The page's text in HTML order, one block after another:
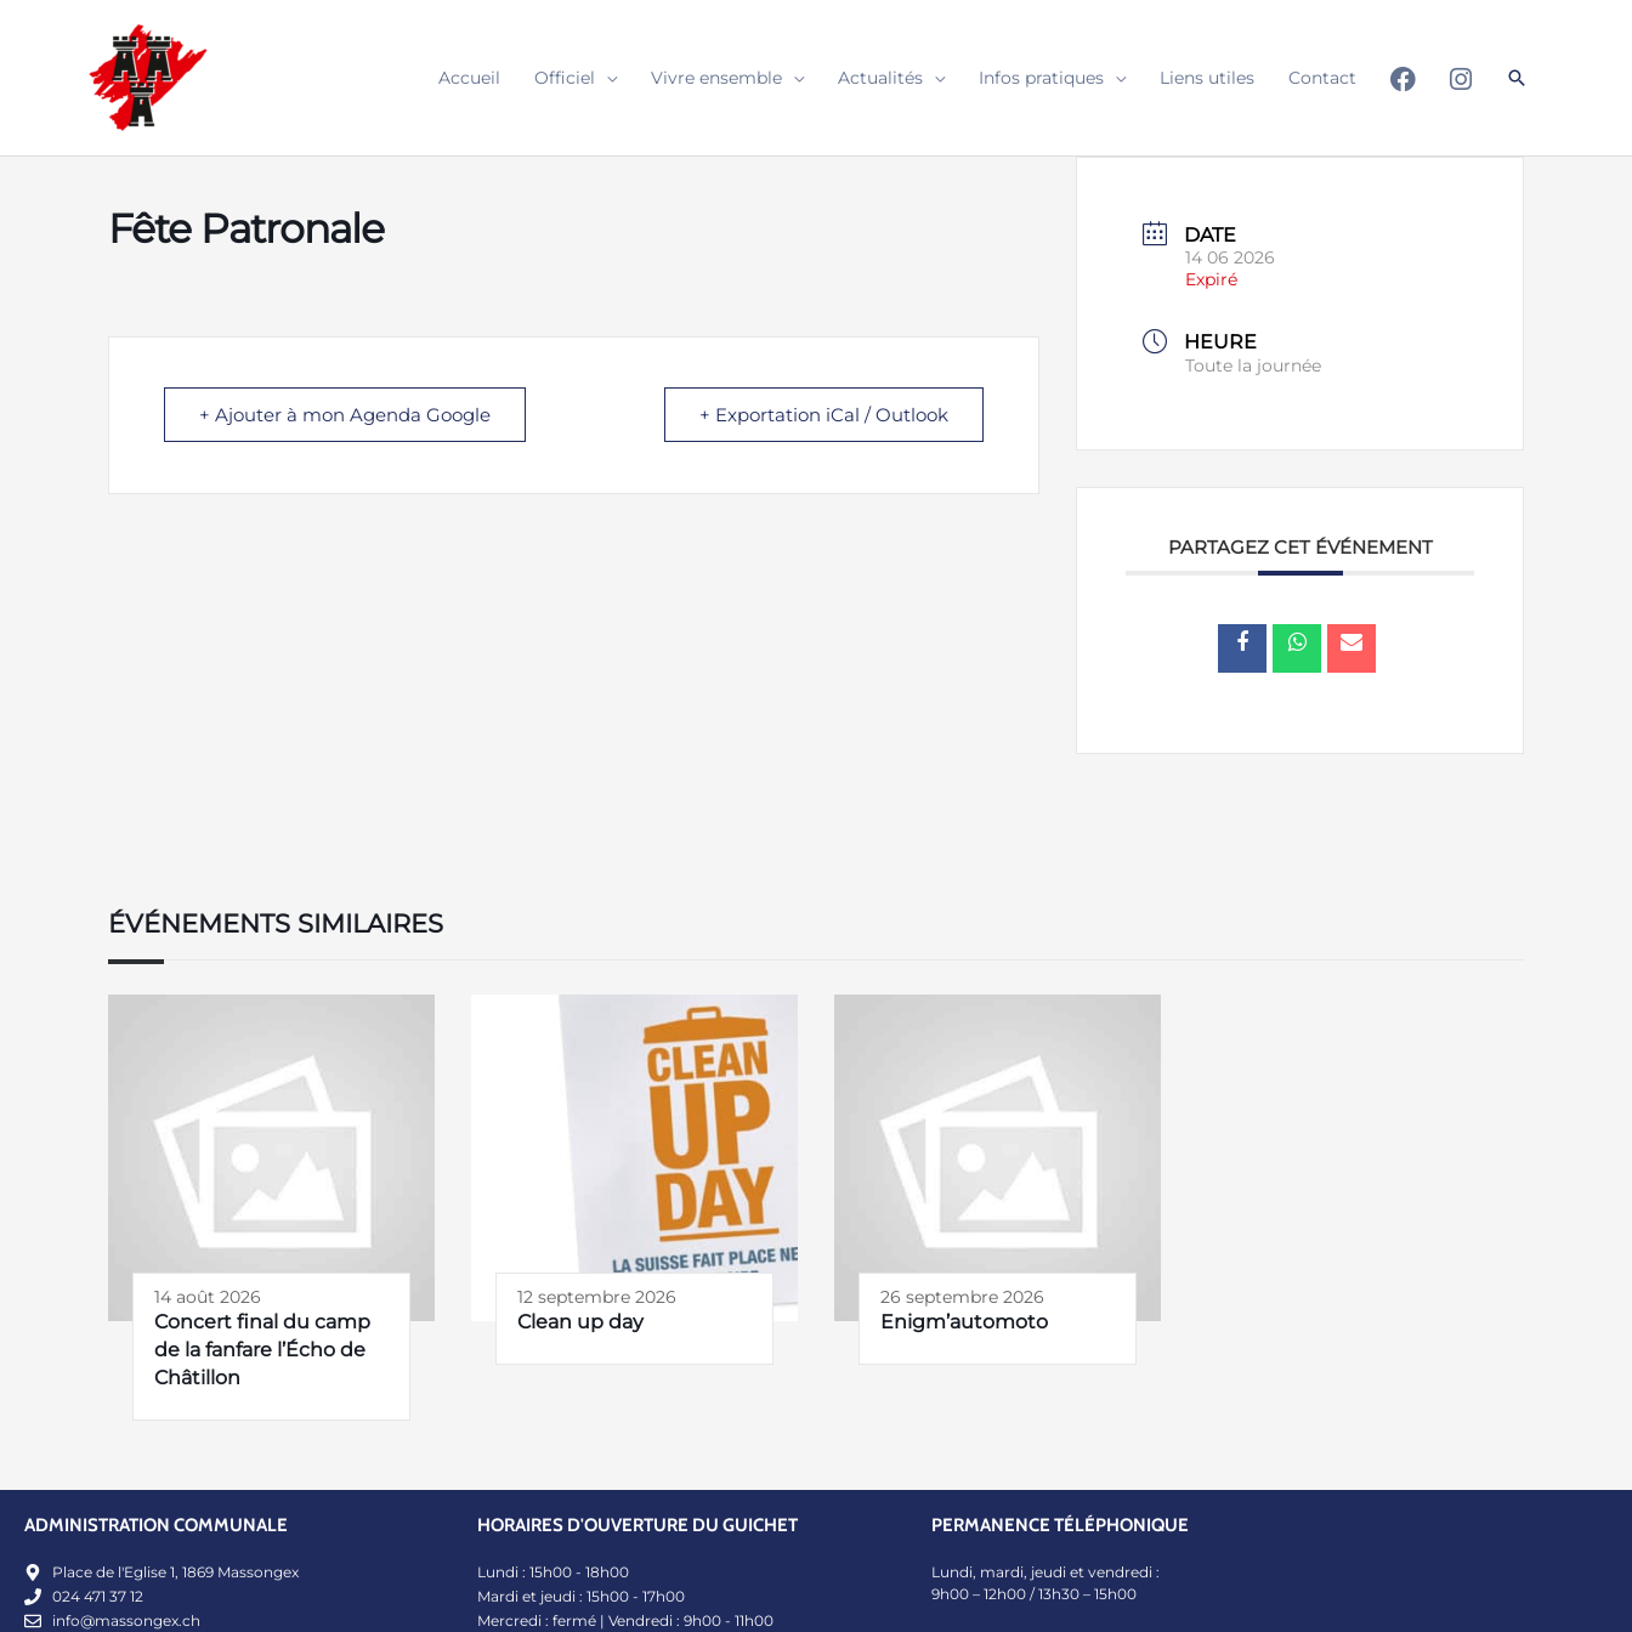
Accueil
Officiel Vivre ensemble Actualités Infos pratiques Liens utiles Contact Rechercher
Fête Patronale
+ Ajouter à mon Agenda Google + Exportation iCal / Outlook
DATE
14 06 2026
Expiré
HEURE
Toute la journée
PARTAGEZ CET ÉVÉNEMENT
ÉVÉNEMENTS SIMILAIRES
14 août 2026
Concert final du camp
de la fanfare l’Écho de
Châtillon
12 septembre 2026
Clean up day
26 septembre 2026
Enigm’automoto
ADMINISTRATION COMMUNALE
Place de l'Eglise 1, 1869 Massongex​
024 471 37 12
info@massongex.ch
HORAIRES D'OUVERTURE DU GUICHET
Lundi : 15h00 - 18h00
Mardi et jeudi : 15h00 - 17h00
Mercredi : fermé | Vendredi : 9h00 - 11h00
PERMANENCE TÉLÉPHONIQUE
Lundi, mardi, jeudi et vendredi :
9h00 – 12h00 / 13h30 – 15h00